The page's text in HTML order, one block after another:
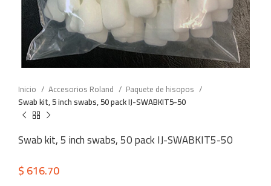
Inicio Accesorios Roland
Paquete de hisopos
Swab kit, 5 inch swabs, 50 pack IJ-SWABKIT5-50
Swab kit, 5 inch swabs, 50 pack IJ-SWABKIT5-50
$616.70